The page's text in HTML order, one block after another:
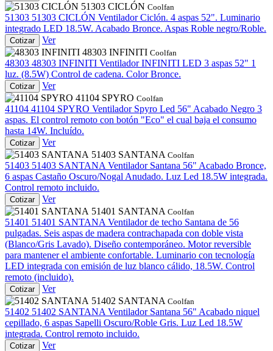
51303 CICLÓN Coolfan
51303 51303 CICLÓN Ventilador Ciclón. 4 aspas 52". Luminario
integrado LED 18.5W. Acabado Bronce. Aspas Roble negro/Roble.
Cotizar
Ver
48303 INFINITI Coolfan
48303 48303 INFINITI Ventilador INFINITI LED 3 aspas 52" 1
luz. (8.5W) Control de cadena. Color Bronce.
Cotizar
Ver
41104 SPYRO Coolfan
41104 41104 SPYRO Ventilador Spyro Led 56" Acabado Negro 3
aspas. El control remoto con botón "Eco" el cual baja el consumo
hasta 14W. Incluído.
Cotizar
Ver
51403 SANTANA Coolfan
51403 51403 SANTANA Ventilador Santana 56" Acabado Bronce,
6 aspas Castaño Oscuro/Nogal Anudado. Luz Led 18.5W integrada.
Control remoto incluido.
Cotizar
Ver
51401 SANTANA Coolfan
51401 51401 SANTANA Ventilador de techo Santana de 56
pulgadas. Seis aspas de madera contrachapada con doble vista
(Blanco/Gris Lavado). Diseño contemporáneo. Motor reversible
para mantener el ambiente confortable. Luminario con tecnología
LED integrada con emisión de luz blanco cálido, 18.5W. Control
remoto (incluido).
Cotizar
Ver
51402 SANTANA Coolfan
51402 51402 SANTANA Ventilador Santana 56" Acabado niquel
cepillado, 6 aspas Sapelli Oscuro/Roble Gris. Luz Led 18.5W
integrada. Control remoto incluido.
Cotizar
Ver